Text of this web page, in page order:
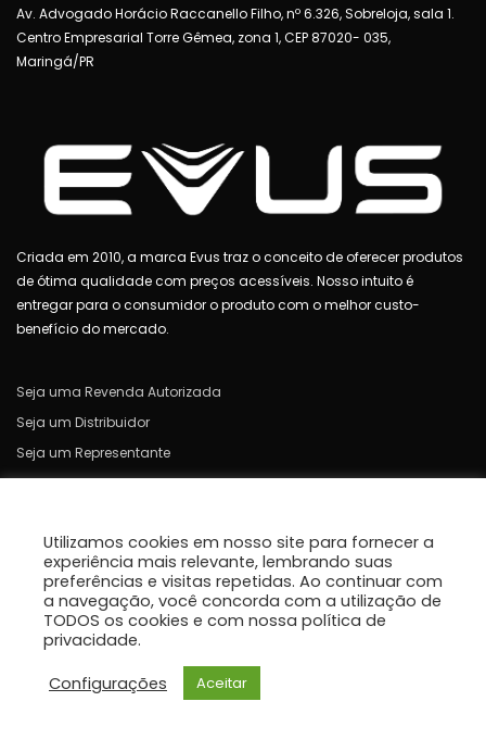
Av. Advogado Horácio Raccanello Filho, nº 6.326, Sobreloja, sala 1.
Centro Empresarial Torre Gêmea, zona 1, CEP 87020- 035,
Maringá/PR
Criada em 2010, a marca Evus traz o conceito de oferecer produtos
de ótima qualidade com preços acessíveis. Nosso intuito é
entregar para o consumidor o produto com o melhor custo-
benefício do mercado.
Seja uma Revenda Autorizada
Seja um Distribuidor
Seja um Representante
Garantia
Contato
Política de Cookies
Política de Privacidade e Termos de Uso
© 2021 EVUS - Todos Direitos Reservados
Utilizamos cookies em nosso site para fornecer a
experiência mais relevante, lembrando suas
preferências e visitas repetidas. Ao continuar com
a navegação, você concorda com a utilização de
TODOS os cookies e com nossa política de
privacidade.
Configurações
Aceitar